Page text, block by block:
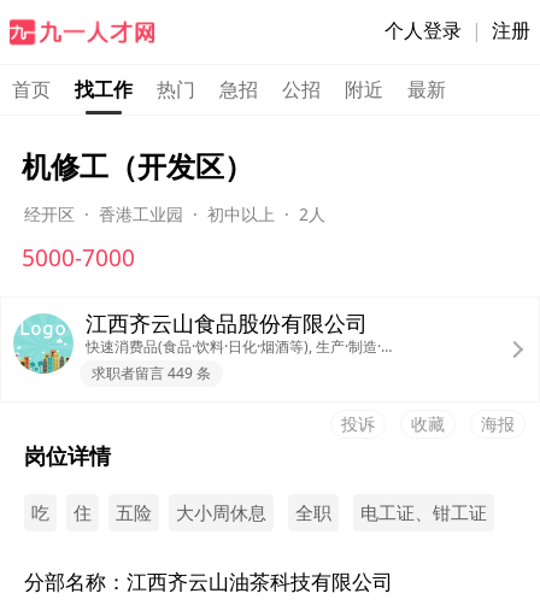
个人登录 | 注册
首页 找工作 热门 急招 公招 附近 最新
机修工（开发区）
经开区 · 香港工业园 · 初中以上 · 2人
5000-7000
江西齐云山食品股份有限公司
快速消费品(食品·饮料·日化·烟酒等), 生产·制造·加工
求职者留言 449 条
投诉 收藏 海报
岗位详情
吃 住 五险 大小周休息 全职 电工证、钳工证
分部名称： 江西齐云山油茶科技有限公司